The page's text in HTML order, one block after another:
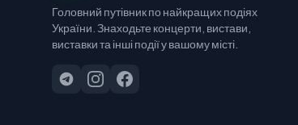
Головний путівник по найкращих подіях
України. Знаходьте концерти, вистави,
виставки та інші події у вашому місті.